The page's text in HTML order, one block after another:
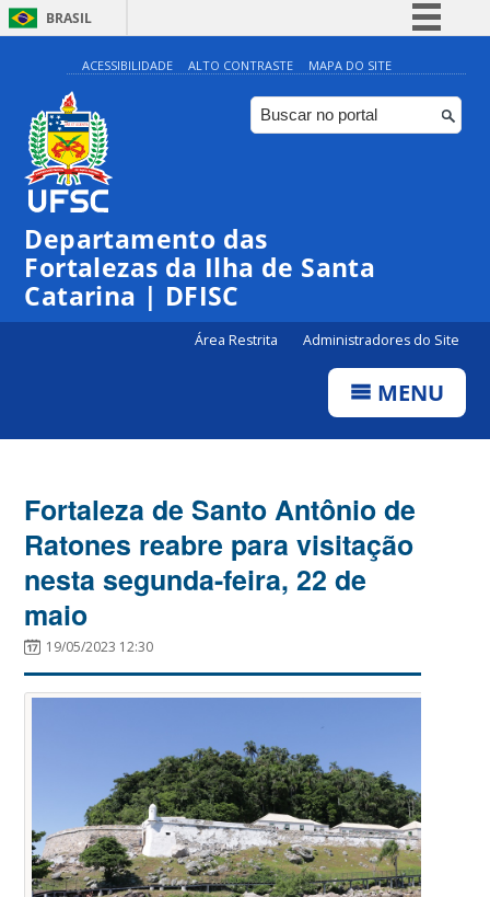
BRASIL
Simplifique!
Comunica BR
Participe
ACESSIBILIDADE ALTO CONTRASTE MAPA DO SITE
Departamento das
Fortalezas da Ilha de Santa
Catarina | DFISC
Área Restrita Administradores do Site
MENU
Fortaleza de Santo Antônio de
Ratones reabre para visitação
nesta segunda-feira, 22 de
maio
19/05/2023 12:30